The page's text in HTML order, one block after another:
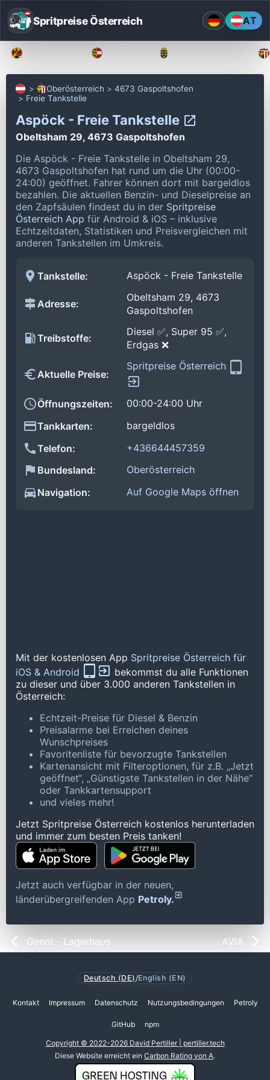
Spritpreise Österreich AT
Oberösterreich
4673 Gaspoltshofen
Freie Tankstelle
Aspöck - Freie Tankstelle
Obeltsham 29, 4673 Gaspoltshofen
Die Aspöck - Freie Tankstelle in Obeltsham 29,
4673 Gaspoltshofen hat rund um die Uhr (00:00-
24:00) geöffnet. Fahrer können dort mit bargeldlos
bezahlen. Die aktuellen Benzin- und Dieselpreise an
den Zapfsäulen findest du in der Spritpreise
Österreich App für Android & iOS – inklusive
Echtzeitdaten, Statistiken und Preisvergleichen mit
anderen Tankstellen im Umkreis.
Tankstelle: Aspöck - Freie Tankstelle
Adresse:
Obeltsham 29, 4673
Gaspoltshofen
Treibstoffe:
Diesel ✅, Super 95 ✅,
Erdgas ❌
Aktuelle Preise:
Spritpreise Österreich
Öffnungszeiten:
00:00-24:00 Uhr
Tankkarten:
bargeldlos
Telefon:
+436644457359
Bundesland:
Oberösterreich
Navigation:
Auf Google Maps öffnen
Mit der kostenlosen App Spritpreise Österreich für
iOS & Android
bekommst du alle Funktionen
zu dieser und über 3.000 anderen Tankstellen in
Österreich:
Echtzeit-Preise für Diesel & Benzin
Preisalarme bei Erreichen deines
Wunschpreises
Favoritenliste für bevorzugte Tankstellen
Kartenansicht mit Filteroptionen, für z.B. „Jetzt
geöffnet“, „Günstigste Tankstellen in der Nähe“
oder Tankkartensupport
und vieles mehr!
Jetzt Spritpreise Österreich kostenlos herunterladen
und immer zum besten Preis tanken!
Jetzt auch verfügbar in der neuen,
länderübergreifenden App Petroly.
Genol - Lagerhaus AVIA
Deutsch (DE)/English (EN)
Kontakt Impressum Datenschutz Nutzungsbedingungen Petroly
GitHub npm
Copyright © 2022-2026 David Pertiller | pertiller.tech
Diese Website erreicht ein Carbon Rating von A.